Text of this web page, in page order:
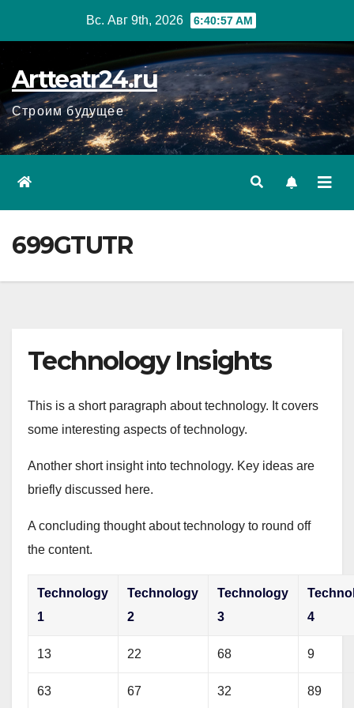
Вс. Авг 9th, 2026 6:40:58 AM
Artteatr24.ru
Строим будущее
699GTUTR
Technology Insights
This is a short paragraph about technology. It covers
some interesting aspects of technology.
Another short insight into technology. Key ideas are
briefly discussed here.
A concluding thought about technology to round off
the content.
Technology
1
Technology
2
Technology
3
4
13 22 68 9
63 67 32 89